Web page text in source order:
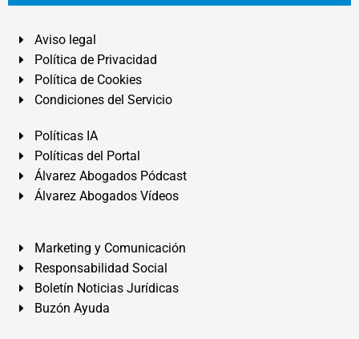
Aviso legal
Política de Privacidad
Política de Cookies
Condiciones del Servicio
Políticas IA
Políticas del Portal
Álvarez Abogados Pódcast
Álvarez Abogados Vídeos
Marketing y Comunicación
Responsabilidad Social
Boletín Noticias Jurídicas
Buzón Ayuda